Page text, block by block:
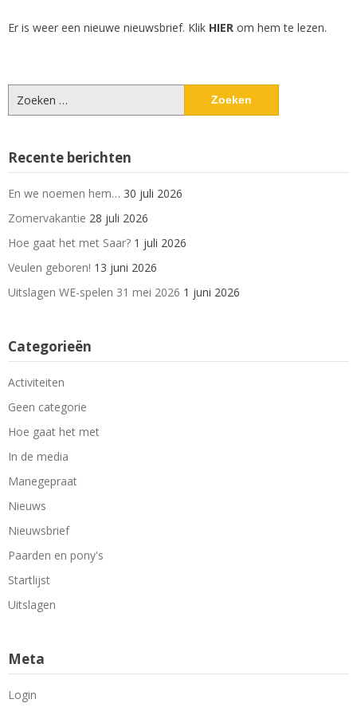
Er is weer een nieuwe nieuwsbrief. Klik HIER om hem te lezen.
Zoeken
naar:
Recente berichten
En we noemen hem… 30 juli 2026
Zomervakantie 28 juli 2026
Hoe gaat het met Saar? 1 juli 2026
Veulen geboren! 13 juni 2026
Uitslagen WE-spelen 31 mei 2026 1 juni 2026
Categorieën
Activiteiten
Geen categorie
Hoe gaat het met
In de media
Manegepraat
Nieuws
Nieuwsbrief
Paarden en pony's
Startlijst
Uitslagen
Meta
Login